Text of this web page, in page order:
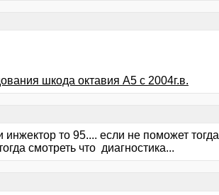
шкода октавия А5 с 2004г.в.
то 95.... если не поможет тогда
смотреть что диагностика...